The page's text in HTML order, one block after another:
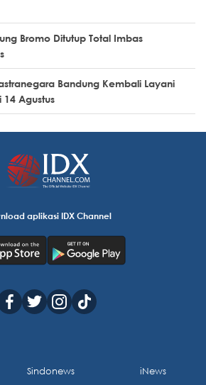
Bromo Ditutup Total Imbas
Bandung Kembali Layani
14 Agustus
aplikasi IDX Channel
Sindonews iNews